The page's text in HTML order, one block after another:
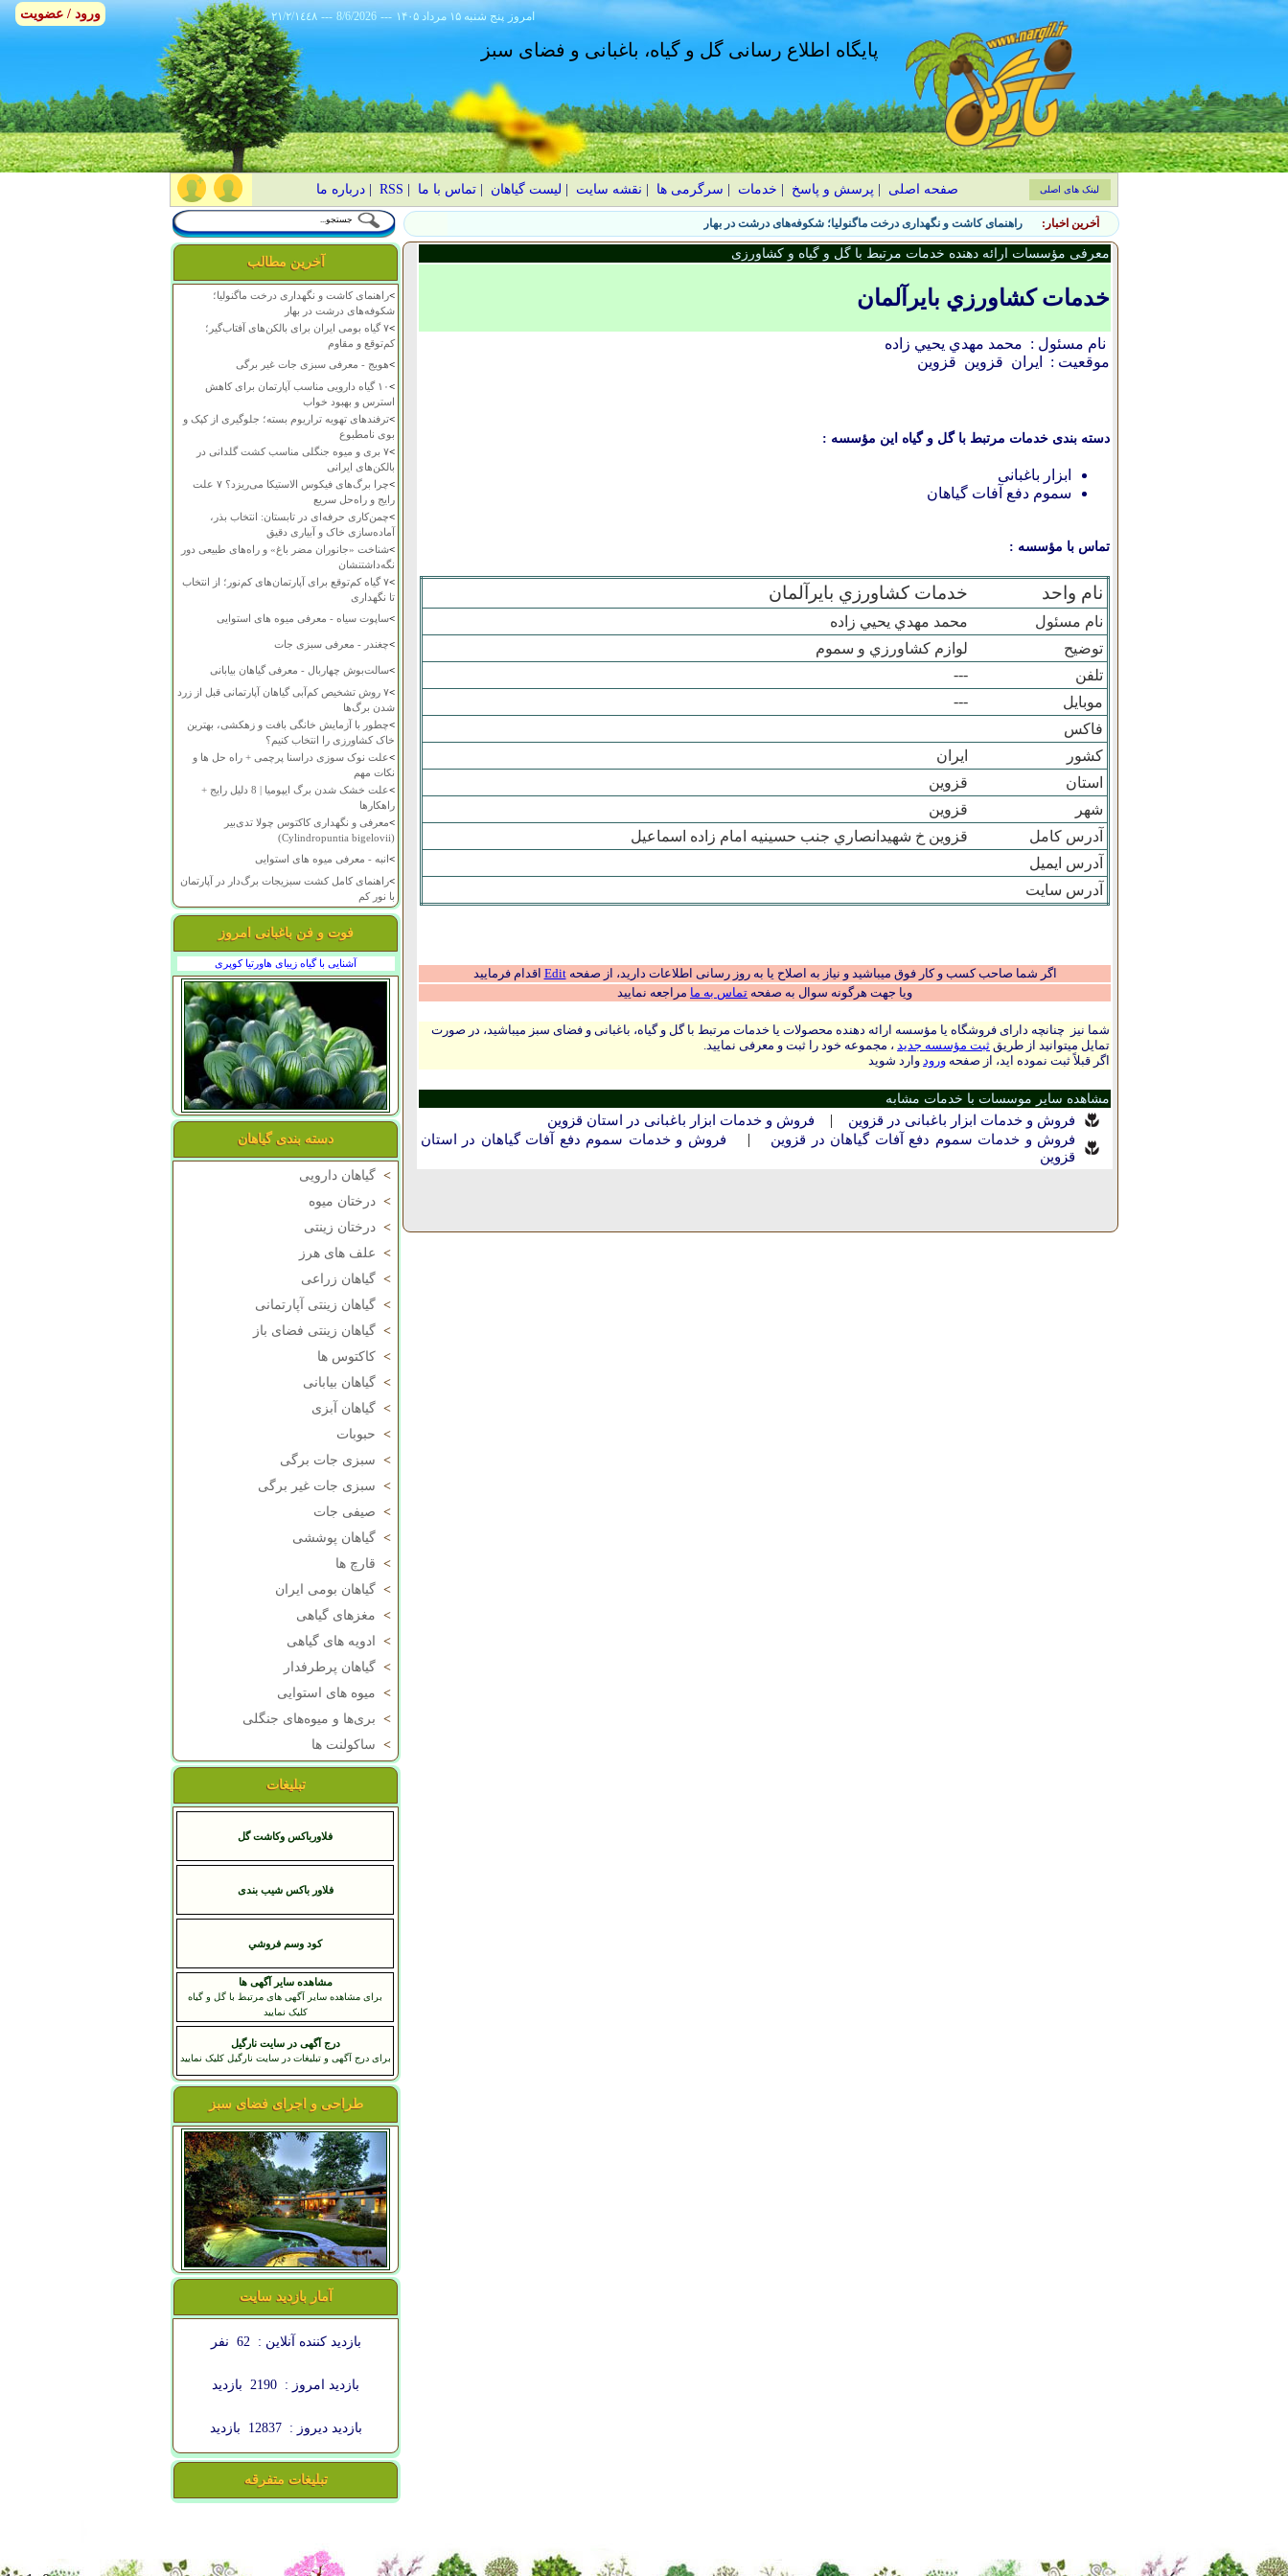
٢١/٢/١٤٤٨ --- 8/6/2026 --- ۱۴۰۵ پنج شنبه ۱۵ مرداد امروز
پایگاه اطلاع رسانی گل و گیاه، باغبانی و فضای سبز
صفحه اصلی پرسش و پاسخ خدمات سرگرمی ها نقشه سایت لیست گیاهان |تماس با ما RSS
|درباره ما لینک های اصلی
آخرین اخبار: راهنمای کاشت و نگهداری درخت ماگنولیا؛ شکوفه‌های درشت در بهار
آخرین مطالب
>راهنمای کاشت و نگهداری درخت ماگنولیا؛
شکوفه‌های درشت در بهار
>
۷ گیاه بومی ایران برای بالکن‌های آفتاب‌گیر؛
کم‌توقع و مقاوم
>هویج - معرفی سبزی جات غیر برگی
>
۱۰ گیاه دارویی مناسب آپارتمان برای کاهش
استرس و بهبود خواب
>ترفندهای تهویه تراریوم بسته؛ جلوگیری از کپک و
بوی نامطبوع
>
۷ بری و میوه جنگلی مناسب کشت گلدانی در
بالکن‌های ایرانی
>
چرا برگ‌های فیکوس الاستیکا می‌ریزد؟ ۷ علت
رایج و راه‌حل سریع
>چمن‌کاری حرفه‌ای در تابستان: انتخاب بذر،
آماده‌سازی خاک و آبیاری دقیق
>شناخت «جانوران مضر باغ» و راه‌های طبیعی دور
نگه‌داشتنشان
>
۷ گیاه کم‌توقع برای آپارتمان‌های کم‌نور؛ از انتخاب
تا نگهداری
>ساپوت سیاه - معرفی میوه های استوایی
>چغندر - معرفی سبزی جات
>سالت‌بوش چهاربال - معرفی گیاهان بیابانی
>
۷ روش تشخیص کم‌آبی گیاهان آپارتمانی قبل از زرد
شدن برگ‌ها
>چطور با آزمایش خانگی بافت و زهکشی، بهترین
خاک کشاورزی را انتخاب کنیم؟
>علت نوک سوزی دراسنا پرچمی + راه حل ها و
نکات مهم
>
علت خشک شدن برگ ایپومیا | 8 دلیل رایج +
راهکارها
>معرفی و نگهداری کاکتوس چولا تدی‌بیر
(Cylindropuntia bigelovii)
>انبه - معرفی میوه های استوایی
>راهنمای کامل کشت سبزیجات برگ‌دار در آپارتمان
با نور کم
فوت و فن باغبانی امروز
آشنایی با گیاه زیبای هاورتیا کوپری
دسته بندی گیاهان
> گیاهان دارویی
> درختان میوه
> درختان زینتی
> علف های هرز
> گیاهان زراعی
> گیاهان زینتی آپارتمانی
> گیاهان زینتی فضای باز
> کاکتوس ها
> گیاهان بیابانی
> گیاهان آبزی
> حبوبات
> سبزی جات برگی
> سبزی جات غیر برگی
> صیفی جات
> گیاهان پوششی
> قارچ ها
> گیاهان بومی ایران
> مغزهای گیاهی
>
ادویه های گیاهی
> گیاهان پرطرفدار
> میوه های استوایی
> بری‌ها و میوه‌های جنگلی
> ساکولنت ها
تبلیغات
فلاورباکس وکاشت گل
فلاور باکس شیب بندی
کود وسم فروشي
مشاهده سایر آگهی ها
برای مشاهده سایر آگهی های مرتبط با گل و گیاه
کلیک نمایید
درج آگهی در سایت نارگیل
برای درج آگهی و تبلیغات در سایت نارگیل کلیک نمایید
طراحی و اجرای فضای سبز
آمار بازدید سایت
بازدید کننده آنلاین : 62 نفر
بازدید امروز : 2190 بازدید
بازدید دیروز : 12837 بازدید
تبلیغات متفرقه
معرفی مؤسسات ارائه دهنده خدمات مرتبط با گل و گیاه و کشاورزی
خدمات کشاورزي بايرآلمان
نام مسئول : محمد مهدي يحيي زاده
موقعیت :
ایران قزوين قزوين
دسته بندی خدمات مرتبط با گل و گیاه این مؤسسه :
ابزار باغبانی
سموم دفع آفات گیاهان
تماس با مؤسسه :
نام واحد خدمات کشاورزي بايرآلمان
نام مسئول
محمد مهدي يحيي زاده
توضیح
لوازم کشاورزي و سموم
تلفن
---
موبایل
---
فاکس
کشور
ایران
استان
قزوين
شهر
قزوين
آدرس کامل
قزوين خ شهيدانصاري جنب حسينيه امام زاده اسماعيل
آدرس ایمیل
آدرس سایت
اگر شما صاحب کسب و کار فوق میباشید و نیاز به اصلاح یا به روز رسانی اطلاعات دارید، از صفحهEdit اقدام فرمایید
ویا جهت هرگونه سوال به صفحه تماس به ما مراجعه نمایید
شما نیز چنانچه دارای فروشگاه یا مؤسسه ارائه دهنده محصولات یا خدمات مرتبط با گل و گیاه، باغبانی و فضای سبز میباشید، در صورت
تمایل میتوانید از طریق ثبت مؤسسه جدید ، مجموعه خود را ثبت و معرفی نمایید.
اگر قبلاً ثبت نموده اید، از صفحه ورود وارد شوید
مشاهده سایر موسسات با خدمات مشابه
فروش و خدمات ابزار باغبانی در قزوين | فروش و خدمات ابزار باغبانی در استان قزوين
فروش و خدمات سموم دفع آفات گیاهان در قزوين
| فروش و خدمات سموم دفع آفات گیاهان در استان
قزوين
ورود / عضویت